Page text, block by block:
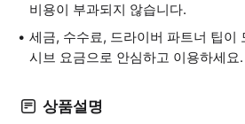
비용이 부과되지 않습니다.
세금, 수수료, 드라이버 파트너 팁이
시브 요금으로 안심하고 이용하세요.
상품설명